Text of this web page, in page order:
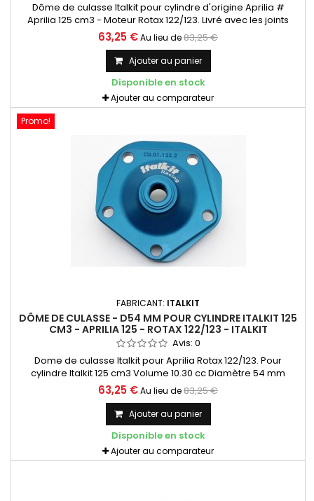
Dôme de culasse Italkit pour cylindre d'origine Aprilia #
Aprilia 125 cm3 - Moteur Rotax 122/123. Livré avec les joints
toriques
63,25 €Au lieu de83,25 €
Ajouter au panier
Disponible en stock
Ajouter au comparateur
Promo!
FABRICANT: ITALKIT
DÔME DE CULASSE - D54 MM POUR CYLINDRE ITALKIT 125
CM3 - APRILIA 125 - ROTAX 122/123 - ITALKIT
Avis: 0
Dome de culasse Italkit pour Aprilia Rotax 122/123. Pour
cylindre Italkit 125 cm3 Volume 10.30 cc Diamètre 54 mm
Squish de 1.35 mm. Aluminium taillé dans la masse.
Anodisation de surface. CU.01.125.2 Livré avec les joints
toriques.
63,25 €Au lieu de83,25 €
Ajouter au panier
Disponible en stock
Ajouter au comparateur